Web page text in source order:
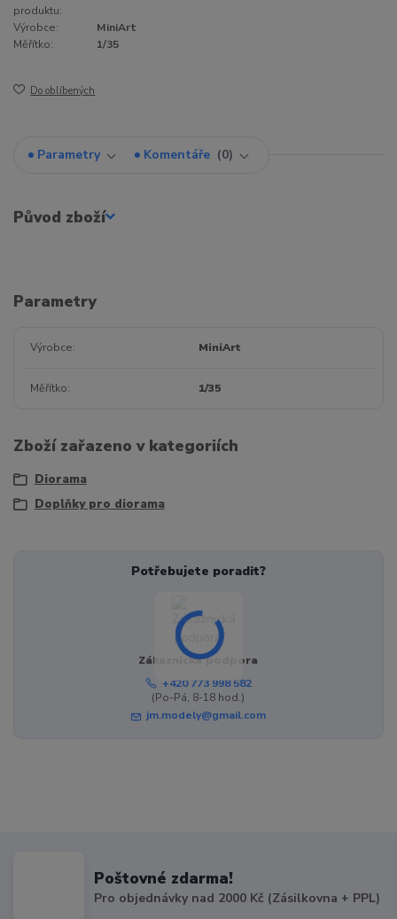
produktu:
Výrobce:
MiniArt
Měřítko:
1/35
Do oblíbených
Parametry Komentáře 0
Původ zboží
Parametry
Výrobce MiniArt
Měřítko 1/35
Zboží zařazeno v kategoriích
Diorama
Doplňky pro diorama
Potřebujete poradit?
Zákaznická podpora
+420 773 998 582
(Po-Pá, 8-18 hod.)
jm.modely@gmail.com
Poštovné zdarma!
Pro objednávky nad 2000 Kč (Zásilkovna + PPL)